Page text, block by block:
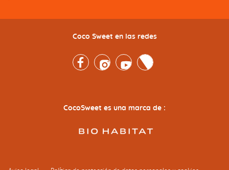
Coco Sweet en las redes
FacebookInstagramYoutubeTwitter
CocoSweet es una marca de :